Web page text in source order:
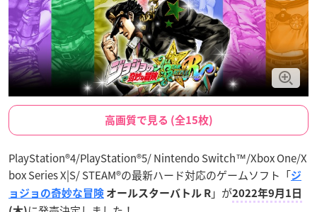
高画質で見る (全15枚)
PlayStation®4/PlayStation®5/ Nintendo Switch™/Xbox One/X
box Series X|S/ STEAM®の最新ハード対応のゲームソフト「ジ
ョジョの奇妙な冒険 オールスターバトル R 」が2022年9月1日